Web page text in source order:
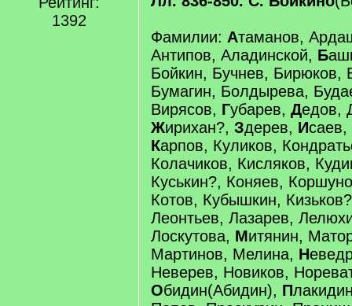
1392
Фамилии: Атаманов,
Антипов, Аладинской, Б
Бойкин, Бучнев, Бирюков,
Бумагин, Болдырева,
Вирясов, Губарев, Дедов,
Жирихан?, Здерев, И
Карпов, Куликов,
Колачиков, Кисляков,
Куськин?, Коняев,
Котов, Кубышкин,
Леонтьев, Лазарев,
Лоскутова, Митянин,
Мартинов, Мелина, Н
Неверев, Новиков,
Обидин(Абидин), П